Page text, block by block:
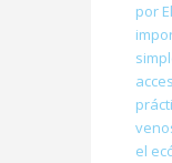
por
el